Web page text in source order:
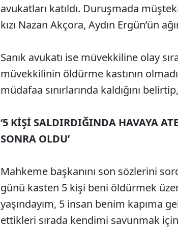
avukatları katıldı. Duruşmada
kızı Nazan Akçora, Aydın Ergün’ün
Sanık avukatı ise müvekkiline olay
müvekkilinin öldürme kastının
müdafaa sınırlarında kaldığını
‘5 KİŞİ SALDIRDIĞINDA HAVAYA
SONRA OLDU’
Mahkeme başkanını son sözlerini
günü kasten 5 kişi beni öldürmek
yaşındayım, 5 insan benim kapıma
ettikleri sırada kendimi savunmak